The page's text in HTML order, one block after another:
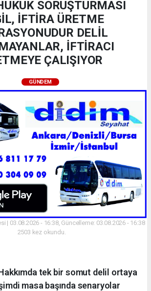
SORUŞTURMASI
İFTİRA ÜRETME
DELİL
İFTİRACI
ÇALIŞIYOR
GÜNDEM
| 03.08.2026 - 16:38, Güncelleme: 03.08.2026 - 16:38
2503 kez okundu.
tek bir somut delil ortaya
masa başında senaryolar